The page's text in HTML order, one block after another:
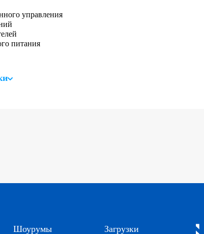
управления
питания
Шоурумы Загрузки